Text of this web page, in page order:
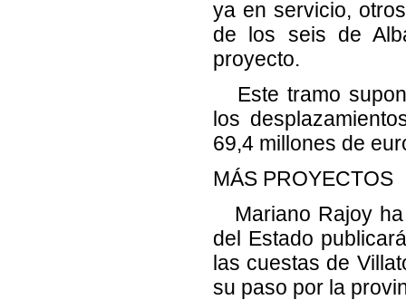
ya en servicio,
de los seis de
proyecto.
Este tramo
los
69,4 millones de
MÁS PROYECTOS
Mariano Rajoy ha
del Estado
las cuestas de
su paso por la